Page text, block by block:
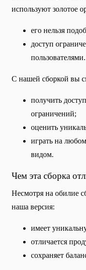
используют золотое
его нельзя
доступ
пользователями.
С нашей сборкой вы
получить
ограничений;
оценить
играть на
видом.
Чем эта сборка
Несмотря на обилие
наша версия:
имеет
отличается
сохраняет